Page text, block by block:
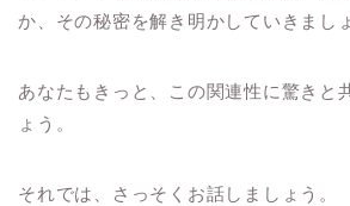
か、その秘密を解き明かしていきまし
あなたもきっと、この関連性に驚きと
ょう。
それでは、さっそくお話しましょう。